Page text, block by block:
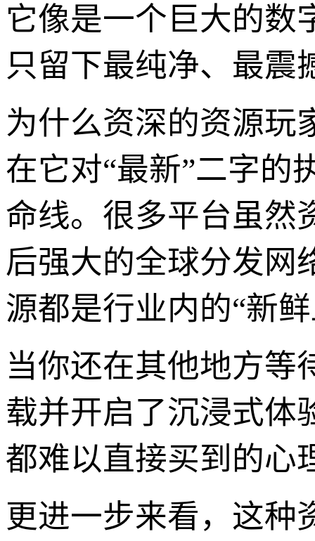
它像是一个巨大的数
只留下最纯净、最震
为什么资深的资源玩
在它对“最新”二字的
命线。很多平台虽然
后强大的全球分发网
源都是行业内的“新
当你还在其他地方等
载并开启了沉浸式体
都难以直接买到的心
更进一步来看，这种